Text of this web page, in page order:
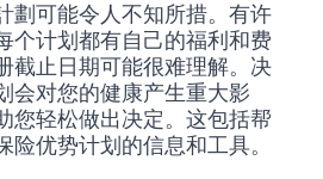
劃可能令人不知所措。有许
个计划都有自己的福利和费
截止日期可能很难理解。决
会对您的健康产生重大影
您轻松做出决定。这包括帮
优势计划的信息和工具。